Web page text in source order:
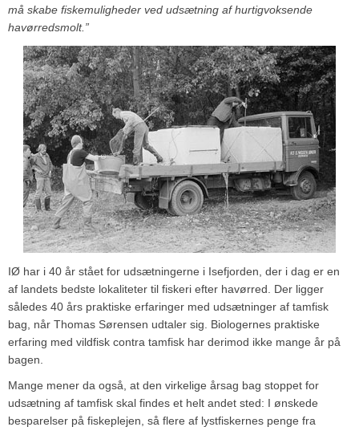
må skabe fiskemuligheder ved udsætning af hurtigvoksende
havørredsmolt.”
IØ har i 40 år stået for udsætningerne i Isefjorden, der i dag er en
af landets bedste lokaliteter til fiskeri efter havørred. Der ligger
således 40 års praktiske erfaringer med udsætninger af tamfisk
bag, når Thomas Sørensen udtaler sig. Biologernes praktiske
erfaring med vildfisk contra tamfisk har derimod ikke mange år på
bagen.
Mange mener da også, at den virkelige årsag bag stoppet for
udsætning af tamfisk skal findes et helt andet sted: I ønskede
besparelser på fiskeplejen, så flere af lystfiskernes penge fra